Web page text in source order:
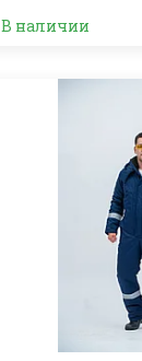
В наличии